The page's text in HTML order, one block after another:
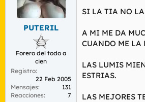
PUTERIL
Forero del todo a
cien
Registro
22 Feb 2005
Mensajes
131
Reacciones
7
SI LA TIA NO
A MI ME DA
CUANDO ME LA
LAS LUMIS
ESTRIAS.
LAS MEJORES